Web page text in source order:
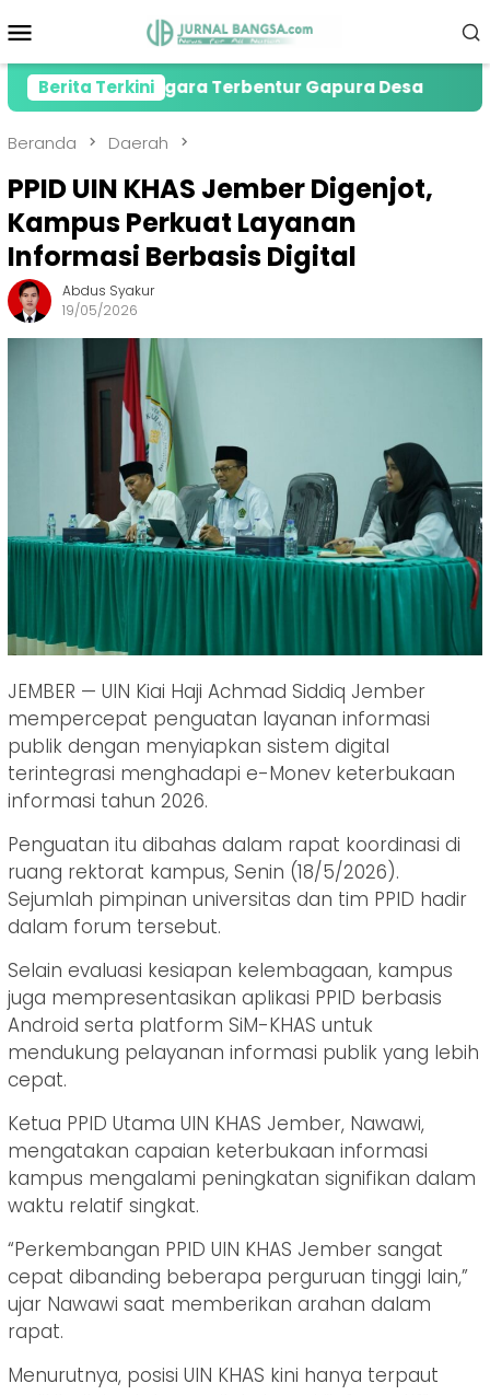
ke
Mobile
Berita Terkini
Gegara Terbentur Gapura Desa PMI
Beranda Daerah
PPID UIN KHAS Jember Digenjot,
Kampus Perkuat Layanan
Informasi Berbasis Digital
Abdus Syakur
19/05/2026
JEMBER — UIN Kiai Haji Achmad Siddiq Jember
mempercepat penguatan layanan informasi
publik dengan menyiapkan sistem digital
terintegrasi menghadapi e-Monev keterbukaan
informasi tahun 2026.
Penguatan itu dibahas dalam rapat koordinasi di
ruang rektorat kampus, Senin (18/5/2026).
Sejumlah pimpinan universitas dan tim PPID hadir
dalam forum tersebut.
Selain evaluasi kesiapan kelembagaan, kampus
juga mempresentasikan aplikasi PPID berbasis
Android serta platform SiM-KHAS untuk
mendukung pelayanan informasi publik yang lebih
cepat.
Ketua PPID Utama UIN KHAS Jember, Nawawi,
mengatakan capaian keterbukaan informasi
kampus mengalami peningkatan signifikan dalam
waktu relatif singkat.
“Perkembangan PPID UIN KHAS Jember sangat
cepat dibanding beberapa perguruan tinggi lain,”
ujar Nawawi saat memberikan arahan dalam
rapat.
Menurutnya, posisi UIN KHAS kini hanya terpaut